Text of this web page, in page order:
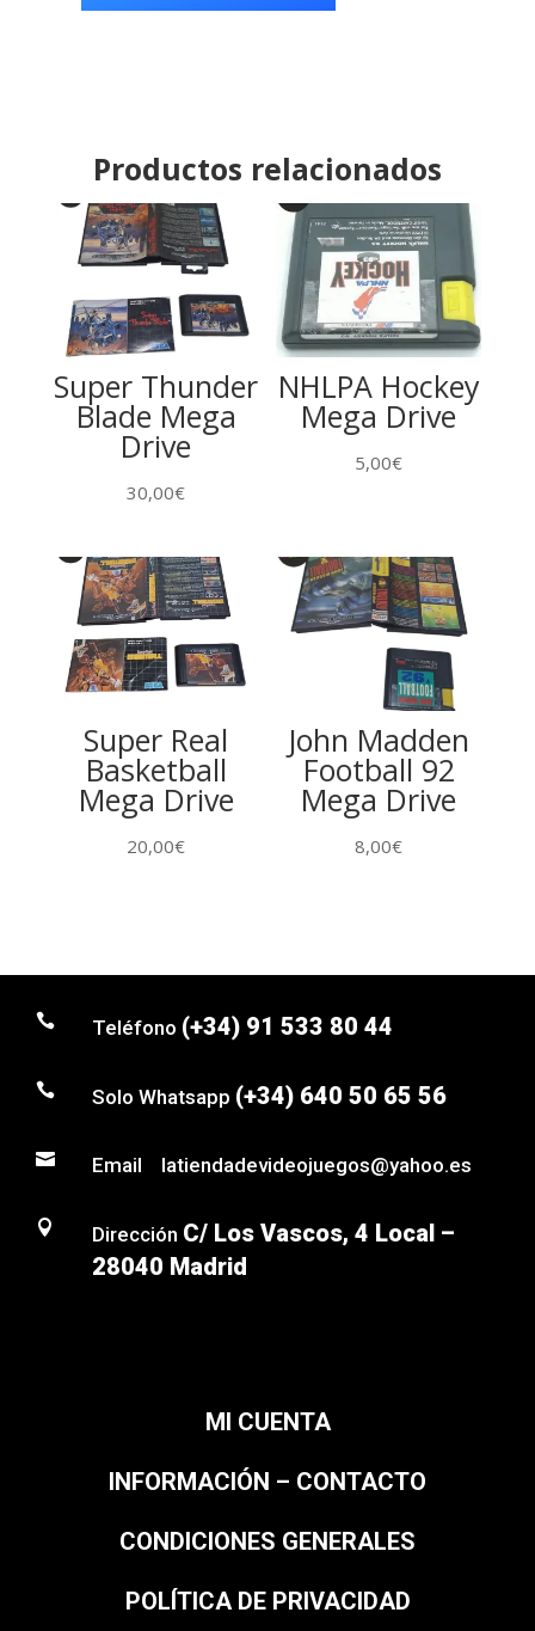
Championship
Productos relacionados
Super Thunder
Blade Mega
Drive
30,00€
NHLPA Hockey
Mega Drive
5,00€
Super Real
Basketball
Mega Drive
20,00€
John Madden
Football 92
Mega Drive
8,00€
 Teléfono (+34) 91 533 80 44
 Solo Whatsapp (+34) 640 50 65 56
 Email latiendadevideojuegos@yahoo.es
 Dirección C/ Los Vascos, 4 Local –
28040 Madrid
MI CUENTA
INFORMACIÓN – CONTACTO
CONDICIONES GENERALES
POLÍTICA DE PRIVACIDAD